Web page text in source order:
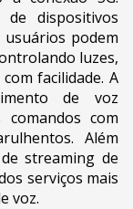
dispositivos
podem
luzes,
facilidade. A
de voz
com
Além
streaming de
serviços mais
voz.